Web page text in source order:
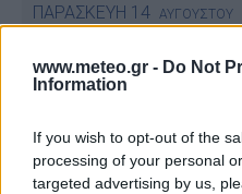
www.meteo.gr - Do Not
Information
If you wish to opt-out of the
processing of your personal
targeted advertising by us,
ΠΑΡΑΣΚΕΥΗ 14 ΑΥΓΟΥΣΤΟΥ
00:00
28°C
44%υγρ.
35 Km/h
03:00
25°C
53% υγρ.
5 Μπφ B
55km/h